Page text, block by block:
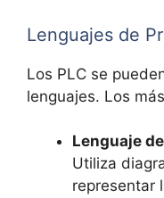
Lenguajes de
Los PLC se
lenguajes. Los
Lenguaje
Utiliza
representar